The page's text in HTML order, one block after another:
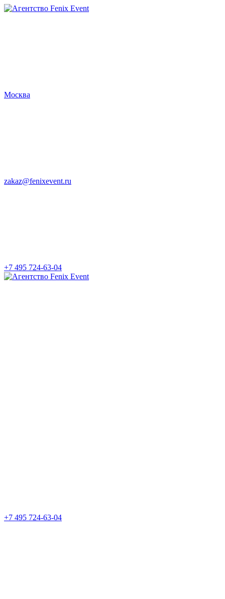
Агентство
Москва
zakaz@fenixevent.ru
+7 495 724-63-04
Агентство
+7 495 724-63-04